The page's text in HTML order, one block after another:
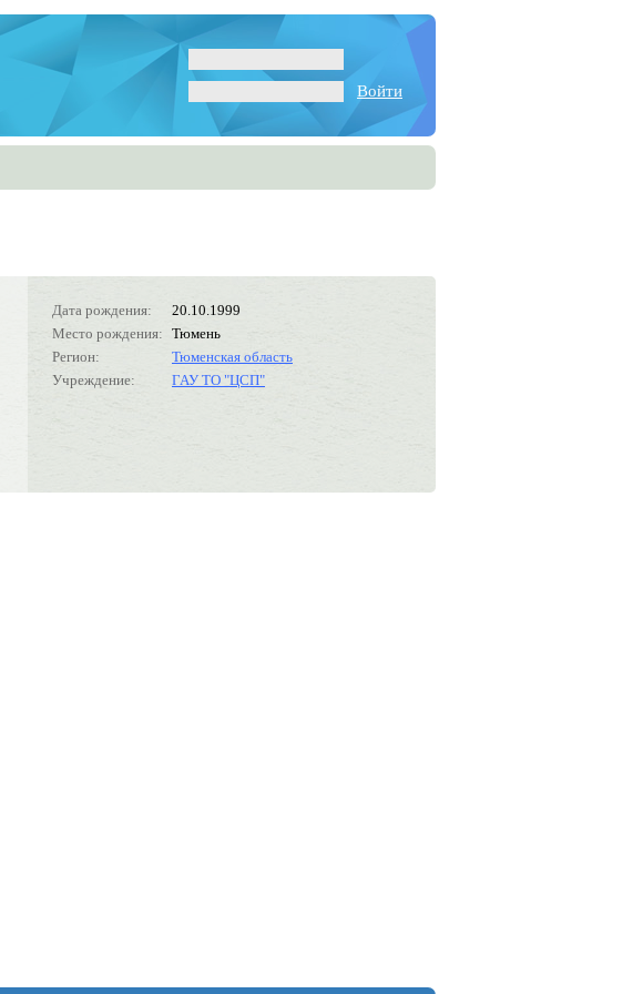
Войти
Дата рождения:
20.10.1999
Место рождения: Тюмень
Регион:
Тюменская область
Учреждение:
ГАУ ТО "ЦСП"